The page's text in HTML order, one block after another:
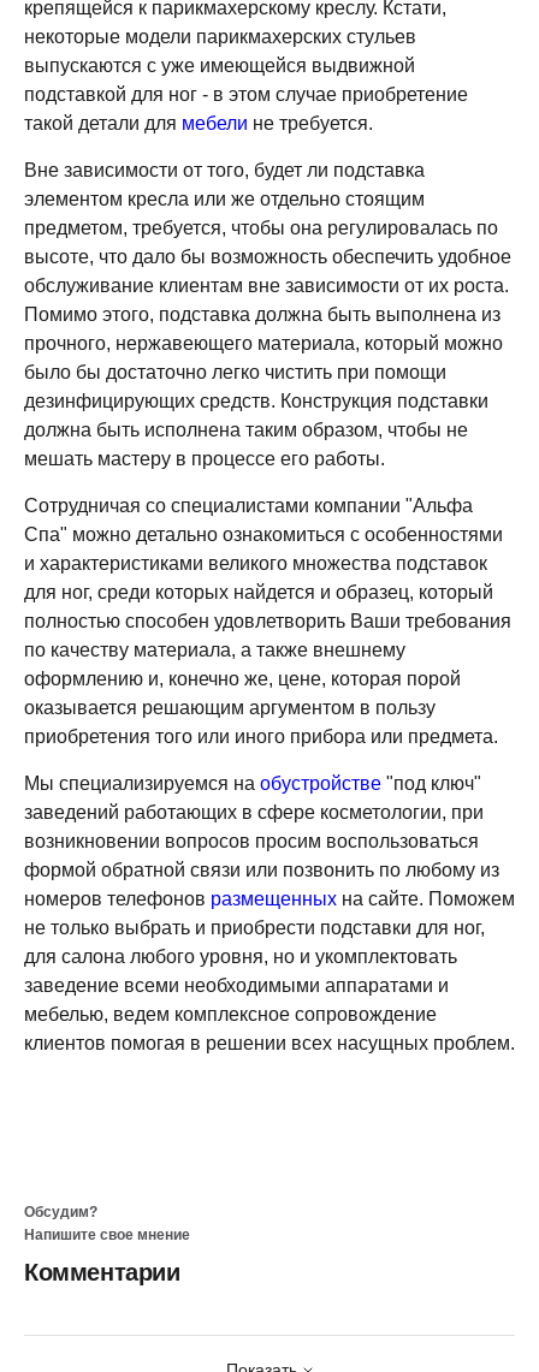
крепящейся к парикмахерскому креслу. Кстати,
некоторые модели парикмахерских стульев
выпускаются с уже имеющейся выдвижной
подставкой для ног - в этом случае приобретение
такой детали для мебели не требуется.
Вне зависимости от того, будет ли подставка
элементом кресла или же отдельно стоящим
предметом, требуется, чтобы она регулировалась по
высоте, что дало бы возможность обеспечить удобное
обслуживание клиентам вне зависимости от их роста.
Помимо этого, подставка должна быть выполнена из
прочного, нержавеющего материала, который можно
было бы достаточно легко чистить при помощи
дезинфицирующих средств. Конструкция подставки
должна быть исполнена таким образом, чтобы не
мешать мастеру в процессе его работы.
Сотрудничая со специалистами компании "Альфа
Спа" можно детально ознакомиться с особенностями
и характеристиками великого множества подставок
для ног, среди которых найдется и образец, который
полностью способен удовлетворить Ваши требования
по качеству материала, а также внешнему
оформлению и, конечно же, цене, которая порой
оказывается решающим аргументом в пользу
приобретения того или иного прибора или предмета.
Мы специализируемся на обустройстве "под ключ"
заведений работающих в сфере косметологии, при
возникновении вопросов просим воспользоваться
формой обратной связи или позвонить по любому из
номеров телефонов размещенных на сайте. Поможем
не только выбрать и приобрести подставки для ног,
для салона любого уровня, но и укомплектовать
заведение всеми необходимыми аппаратами и
мебелью, ведем комплексное сопровождение
клиентов помогая в решении всех насущных проблем.
Обсудим?
Напишите свое мнение
Комментарии